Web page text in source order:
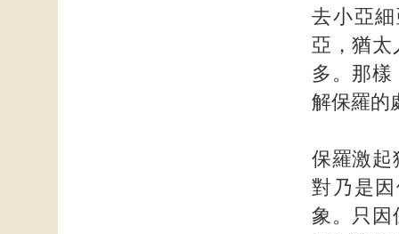
去小亞
亞，猶太
多。那
解保羅的
保羅激起
對乃是
象。只因